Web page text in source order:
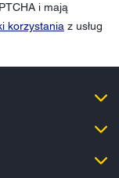
i mają
korzystania z usług